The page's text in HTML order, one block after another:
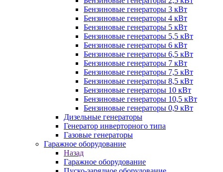
Бензиновые генераторы 3 кВт
Бензиновые генераторы 4 кВт
Бензиновые генераторы 5 кВт
Бензиновые генераторы 5,5 кВт
Бензиновые генераторы 6 кВт
Бензиновые генераторы 6,5 кВт
Бензиновые генераторы 7 кВт
Бензиновые генераторы 7,5 кВт
Бензиновые генераторы 8,5 кВт
Бензиновые генераторы 10 кВт
Бензиновые генераторы 10,5 кВт
Бензиновые генераторы 0,9 кВт
Дизельные генераторы
Генератор инверторного типа
Газовые генераторы
Гаражное оборудование
Назад
Гаражное оборудование